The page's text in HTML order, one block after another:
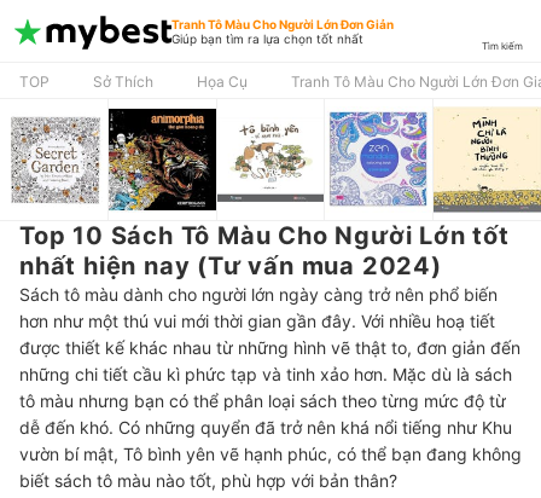
Tranh Tô Màu Cho Người Lớn Đơn Giản
Giúp bạn tìm ra lựa chọn tốt nhất
Tìm kiếm
TOP Sở Thích Họa Cụ Tranh Tô Màu Cho Người Lớn Đơn
Top 10 Sách Tô Màu Cho Người Lớn tốt
nhất hiện nay (Tư vấn mua 2024)
Sách tô màu dành cho người lớn ngày càng trở nên phổ biến
hơn như một thú vui mới thời gian gần đây. Với nhiều hoạ tiết
được thiết kế khác nhau từ những hình vẽ thật to, đơn giản đến
những chi tiết cầu kì phức tạp và tinh xảo hơn. Mặc dù là sách
tô màu nhưng bạn có thể phân loại sách theo từng mức độ từ
dễ đến khó. Có những quyển đã trở nên khá nổi tiếng như Khu
vườn bí mật, Tô bình yên vẽ hạnh phúc, có thể bạn đang không
biết sách tô màu nào tốt, phù hợp với bản thân?